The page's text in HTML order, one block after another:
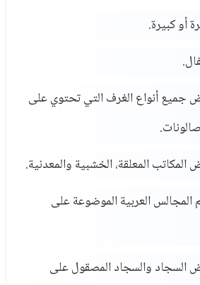
أو كبيرة.
جميع أنواع الغرف التي تحتوي على
المعلقة، الخشبية والمعدنية.
المجالس العربية الموضوعة على
السجاد والسجاد المصقول على